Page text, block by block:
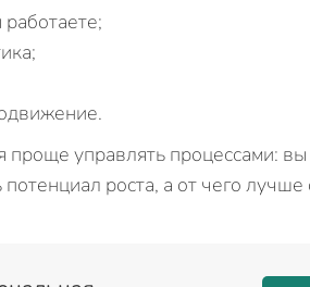
проще управлять процессами:
роста, а от чего лучше